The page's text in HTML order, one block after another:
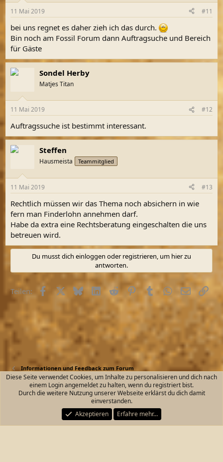
11 Mai 2019 #11
bei uns regnet es daher zieh ich das durch.
Bin noch am Fossil Forum dann Auftragsuche und Bereich
für Gäste
Sondel Herby
Matjes Titan
11 Mai 2019 #12
Auftragssuche ist bestimmt interessant.
Steffen
Hausmeista Teammitglied
11 Mai 2019 #13
Rechtlich müssen wir das Thema noch absichern in wie
fern man Finderlohn annehmen darf.
Habe da extra eine Rechtsberatung eingeschalten die uns
betreuen wird.
Du musst dich einloggen oder registrieren, um hier zu
antworten.
Teilen: FacebookX (Twitter)
BlueskyLinkedInReddit Pinterest
TumblrWhatsApp
E-MailLink
Informationen und Feedback zum Forum
Kontakt Nutzungsbedingungen
Datenschutz
Start
R
S
Community platform by XenForo® © 2010-2026 XenForo Ltd.
Diese Seite verwendet Cookies, um Inhalte zu personalisieren und dich nach
einem Login angemeldet zu halten, wenn du registriert bist.
Durch die weitere Nutzung unserer Webseite erklärst du dich damit
einverstanden.
Akzeptieren
Erfahre mehr…